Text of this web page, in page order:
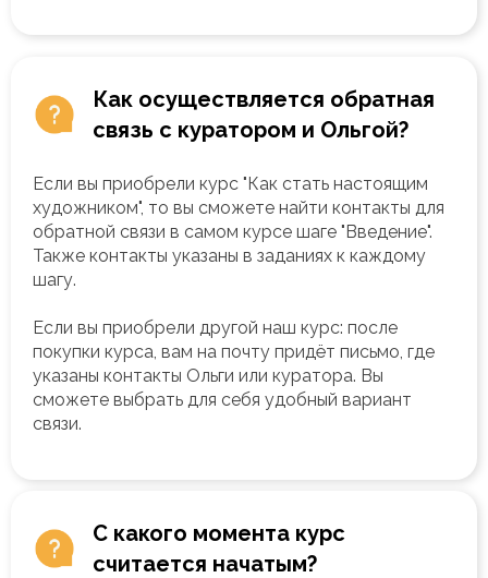
Как осуществляется обратная
связь с куратором и Ольгой?
Если вы приобрели курс "Как стать настоящим
художником", то вы сможете найти контакты для
обратной связи в самом курсе шаге "Введение".
Также контакты указаны в заданиях к каждому
шагу.
Если вы приобрели другой наш курс: после
покупки курса, вам на почту придёт письмо, где
указаны контакты Ольги или куратора. Вы
сможете выбрать для себя удобный вариант
связи.
С какого момента курс
считается начатым?